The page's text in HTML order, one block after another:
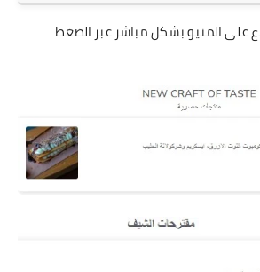
على المنيو بشكل مباشر عبر الضغط